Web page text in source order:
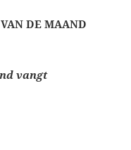
DE MAAND
vangt